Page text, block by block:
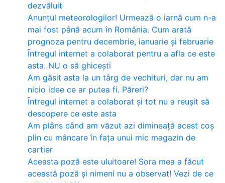
dezvăluit
Anunțul meteorologilor! Urmează o iarnă cum n-a
mai fost până acum în România. Cum arată
prognoza pentru decembrie, ianuarie și februarie
Întregul internet a colaborat pentru a afla ce este
asta. NU o să ghicești
Am găsit asta la un târg de vechituri, dar nu am
nicio idee ce ar putea fi. Păreri?
Întregul internet a colaborat și tot nu a reușit să
descopere ce este asta
Am plâns când am văzut azi dimineață acest coș
plin cu mâncare în fața unui mic magazin de
cartier
Aceasta poză este uluitoare! Sora mea a făcut
această poză și nimeni nu a observat! Vezi de ce